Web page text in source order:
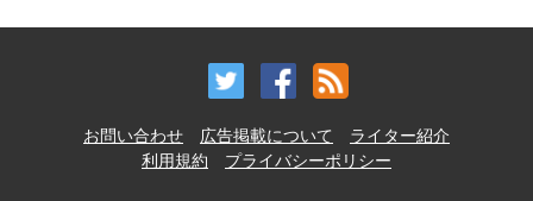
お問い合わせ 広告掲載について
ライター紹介
利用規約
プライバシーポリシー